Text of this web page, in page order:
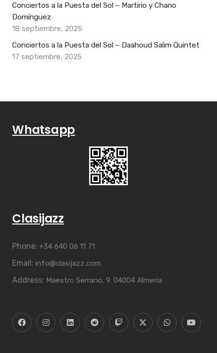
Conciertos a la Puesta del Sol – Martirio y Chano
Domínguez
18 septiembre, 2025
Conciertos a la Puesta del Sol – Daahoud Salim Quintet
17 septiembre, 2025
Whatsapp
Clasijazz
Phone: +34 640 06 11 71
Email: info@clasijazz.com
Address: Maestro Serrano, 9. 04004 Almería